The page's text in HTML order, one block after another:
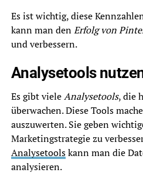
Es ist wichtig, diese
kann man denErfolg von
und verbessern.
Analysetools
Es gibt vieleAnalysetools, die
überwachen. Diese Tools
auszuwerten. Sie geben
Marketingstrategie zu
Analysetoolskann man die
analysieren.